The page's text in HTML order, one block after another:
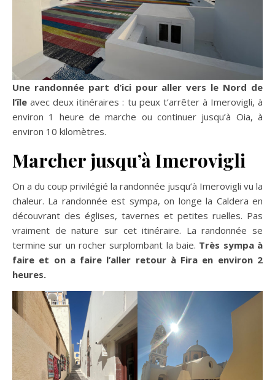
Une randonnée part d’ici pour aller vers le Nord de
l’île avec deux itinéraires : tu peux t’arrêter à Imerovigli, à
environ 1 heure de marche ou continuer jusqu’à Oia, à
environ 10 kilomètres.
Marcher jusqu’à Imerovigli
On a du coup privilégié la randonnée jusqu’à Imerovigli vu la
chaleur. La randonnée est sympa, on longe la Caldera en
découvrant des églises, tavernes et petites ruelles. Pas
vraiment de nature sur cet itinéraire. La randonnée se
termine sur un rocher surplombant la baie. Très sympa à
faire et on a faire l’aller retour à Fira en environ 2
heures.